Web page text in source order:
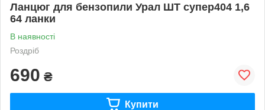
Ланцюг для бензопили Урал ШТ супер404 1,6
64 ланки
В наявності
Роздріб
690 ₴
Купити